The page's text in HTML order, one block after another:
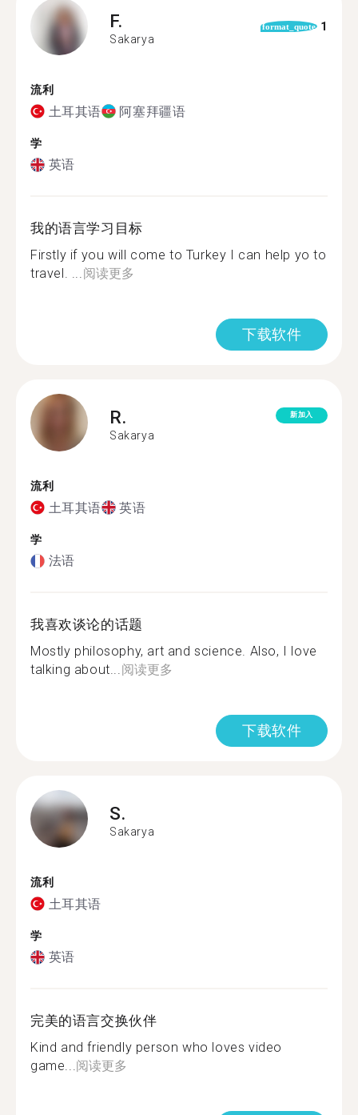
F.
Sakarya
format_quote 1
流利
土耳其语 阿塞拜疆语
学
英语
我的语言学习目标
Firstly if you will come to Turkey I can help yo to
travel. ...阅读更多
下载软件
R.
Sakarya
新加入
流利
土耳其语 英语
学
法语
我喜欢谈论的话题
Mostly philosophy, art and science. Also, I love
talking about...阅读更多
下载软件
S.
Sakarya
流利
土耳其语
学
英语
完美的语言交换伙伴
Kind and friendly person who loves video
game...阅读更多